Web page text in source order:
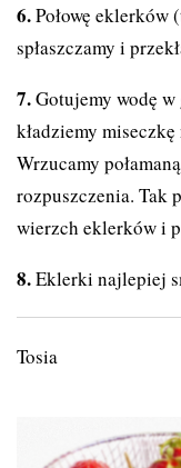
Połowę eklerków
spłaszczamy i
Gotujemy wodę
kładziemy
Wrzucamy
rozpuszczenia. Tak
wierzch eklerków i
Eklerki najlepiej
Tosia